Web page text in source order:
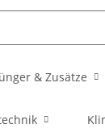
& Zusätze